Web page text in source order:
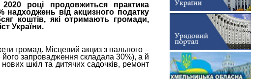
році продовжиться практика
надходжень від акцизного податку
коштів, які отримають громади,
України.
громад. Місцевий акциз з пального –
його запровадження складала 30%), а й
шкіл та дитячих садочків, ремонт